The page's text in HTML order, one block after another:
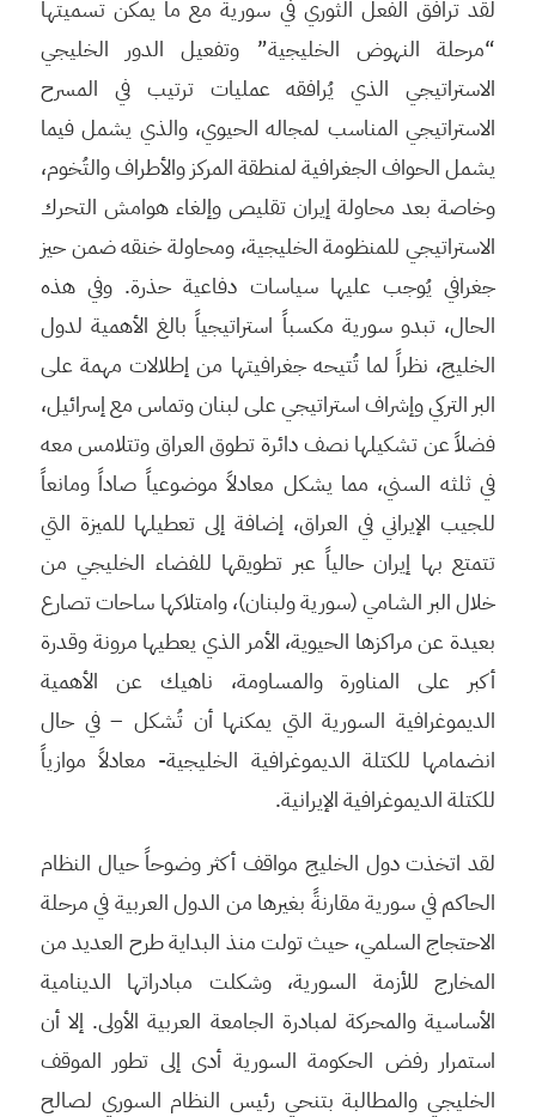
لقد ترافق الفعل الثوري في سورية مع ما يمكن تسميتها
“مرحلة النهوض الخليجية” وتفعيل الدور الخليجي
الاستراتيجي الذي يُرافقه عمليات ترتيب في المسرح
الاستراتيجي المناسب لمجاله الحيوي، والذي يشمل فيما
يشمل الحواف الجغرافية لمنطقة المركز والأطراف والتُخوم،
وخاصة بعد محاولة إيران تقليص وإلغاء هوامش التحرك
الاستراتيجي للمنظومة الخليجية، ومحاولة خنقه ضمن حيز
جغرافي يُوجب عليها سياسات دفاعية حذرة. وفي هذه
الحال، تبدو سورية مكسباً استراتيجياً بالغ الأهمية لدول
الخليج، نظراً لما تُتيحه جغرافيتها من إطلالات مهمة على
البر التركي وإشراف استراتيجي على لبنان وتماس مع إسرائيل،
فضلاً عن تشكيلها نصف دائرة تطوق العراق وتتلامس معه
في ثلثه السني، مما يشكل معادلاً موضوعياً صاداً ومانعاً
للجيب الإيراني في العراق، إضافة إلى تعطيلها للميزة التي
تتمتع بها إيران حالياً عبر تطويقها للفضاء الخليجي من
خلال البر الشامي (سورية ولبنان)، وامتلاكها ساحات تصارع
بعيدة عن مراكزها الحيوية، الأمر الذي يعطيها مرونة وقدرة
أكبر على المناورة والمساومة، ناهيك عن الأهمية
الديموغرافية السورية التي يمكنها أن تُشكل – في حال
انضمامها للكتلة الديموغرافية الخليجية- معادلاً موازياً
للكتلة الديموغرافية الإيرانية.
لقد اتخذت دول الخليج مواقف أكثر وضوحاً حيال النظام
الحاكم في سورية مقارنةً بغيرها من الدول العربية في مرحلة
الاحتجاج السلمي، حيث تولت منذ البداية طرح العديد من
المخارج للأزمة السورية، وشكلت مبادراتها الدينامية
الأساسية والمحركة لمبادرة الجامعة العربية الأولى. إلا أن
استمرار رفض الحكومة السورية أدى إلى تطور الموقف
الخليجي والمطالبة بتنحي رئيس النظام السوري لصالح